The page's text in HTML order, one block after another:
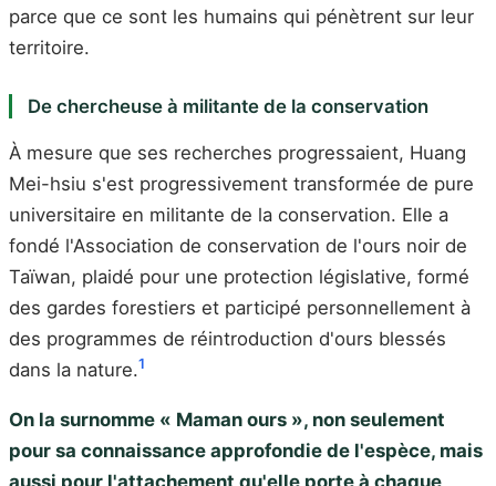
parce que ce sont les humains qui pénètrent sur leur
territoire.
De chercheuse à militante de la conservation
À mesure que ses recherches progressaient, Huang
Mei-hsiu s'est progressivement transformée de pure
universitaire en militante de la conservation. Elle a
fondé l'Association de conservation de l'ours noir de
Taïwan, plaidé pour une protection législative, formé
des gardes forestiers et participé personnellement à
des programmes de réintroduction d'ours blessés
dans la nature.1
On la surnomme « Maman ours », non seulement
pour sa connaissance approfondie de l'espèce, mais